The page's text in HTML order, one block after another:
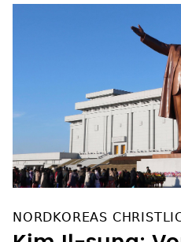
WEITERES ZUM THEMA
NORDKOREAS